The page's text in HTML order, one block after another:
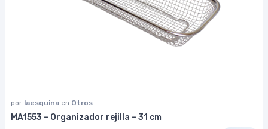
por laesquina en Otros
MA1553 – Organizador rejilla – 31 cm